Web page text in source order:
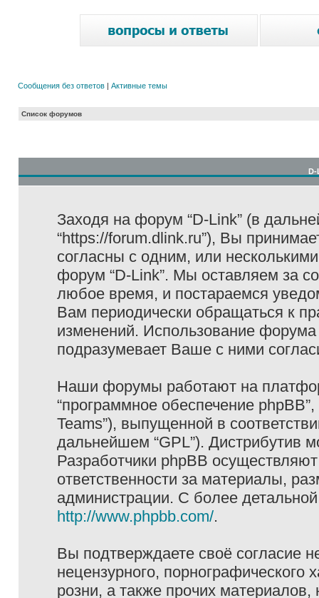
Сообщения без ответов | Активные темы
Список форумов
D-
Заходя на форум “D-Link” (в
“https://forum.dlink.ru”), Вы
согласны с одним, или
форум “D-Link”. Мы оставляем за
любое время, и постараемся
Вам периодически обращаться к
изменений. Использование
подразумевает Ваше с ними
Наши форумы работают на
“программное обеспечение
Teams”), выпущенной в
дальнейшем “GPL”). Дистрибутив
Разработчики phpBB
ответственности за материалы,
администрации. С более
http://www.phpbb.com/.
Вы подтверждаете своё согласие
нецензурного, порнографического
розни, а также прочих